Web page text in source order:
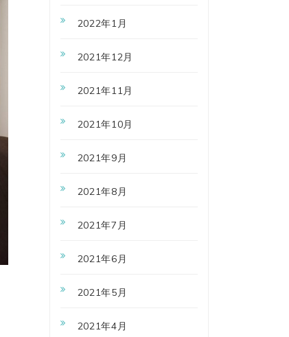
2022年1月
2021年12月
2021年11月
2021年10月
2021年9月
2021年8月
2021年7月
2021年6月
2021年5月
2021年4月